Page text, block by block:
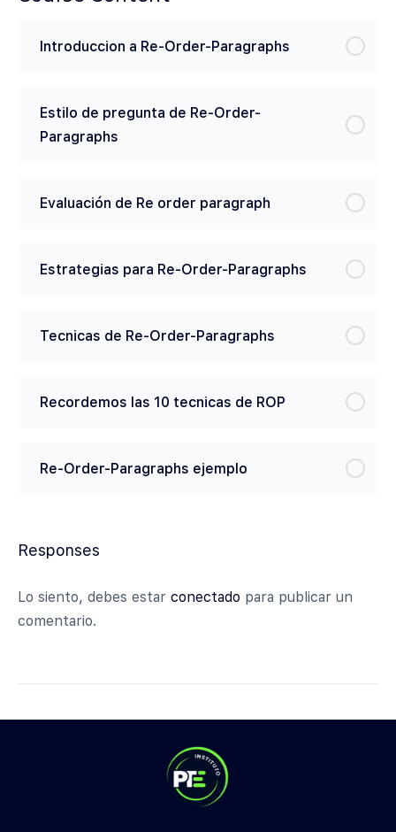
Introduccion a Re-Order-Paragraphs
Estilo de pregunta de Re-Order-
Paragraphs
Evaluación de Re order paragraph
Estrategias para Re-Order-Paragraphs
Tecnicas de Re-Order-Paragraphs
Recordemos las 10 tecnicas de ROP
Re-Order-Paragraphs ejemplo
Responses
Lo siento, debes estar conectado para publicar un
comentario.